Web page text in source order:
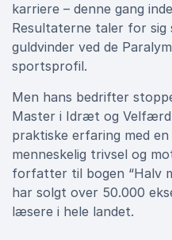
karriere – denne gang
Resultaterne taler for sig
guldvinder ved de
sportsprofil.
Men hans bedrifter
Master i Idræt og Velfærd
praktiske erfaring med en
menneskelig trivsel og
forfatter til bogen “Halv
har solgt over 50.000
læsere i hele landet.